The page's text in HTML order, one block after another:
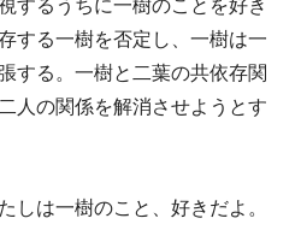
するうちに一樹のことを好き
する一樹を否定し、一樹は一
する。一樹と二葉の共依存関
人の関係を解消させようとす
は一樹のこと、好きだよ。